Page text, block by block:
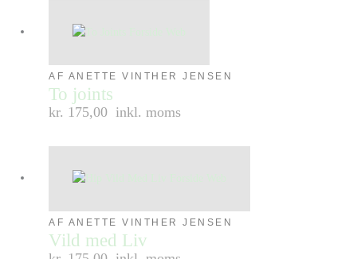
AF ANETTE VINTHER JENSEN
To joints
kr. 175,00 inkl. moms
AF ANETTE VINTHER JENSEN
Vild med Liv